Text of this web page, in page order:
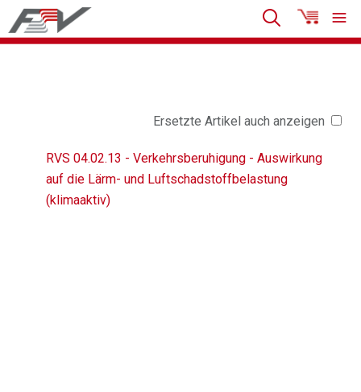
Ersetzte Artikel auch anzeigen
RVS 04.02.13 - Verkehrsberuhigung - Auswirkung
auf die Lärm- und Luftschadstoffbelastung
(klimaaktiv)